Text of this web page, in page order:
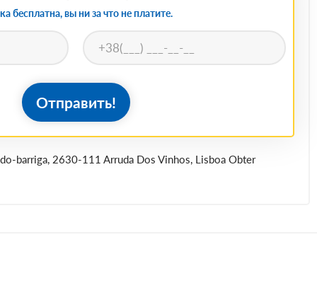
бесплатна, вы ни за что не платите.
Отправить!
barriga, 2630-111 Arruda Dos Vinhos, Lisboa Obter